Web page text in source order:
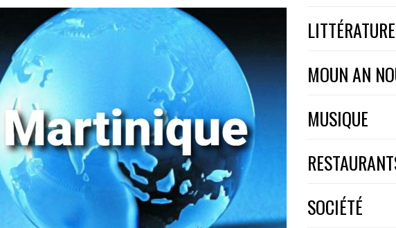
LITTÉRATURE
MOUN AN
MUSIQUE
SOCIÉTÉ